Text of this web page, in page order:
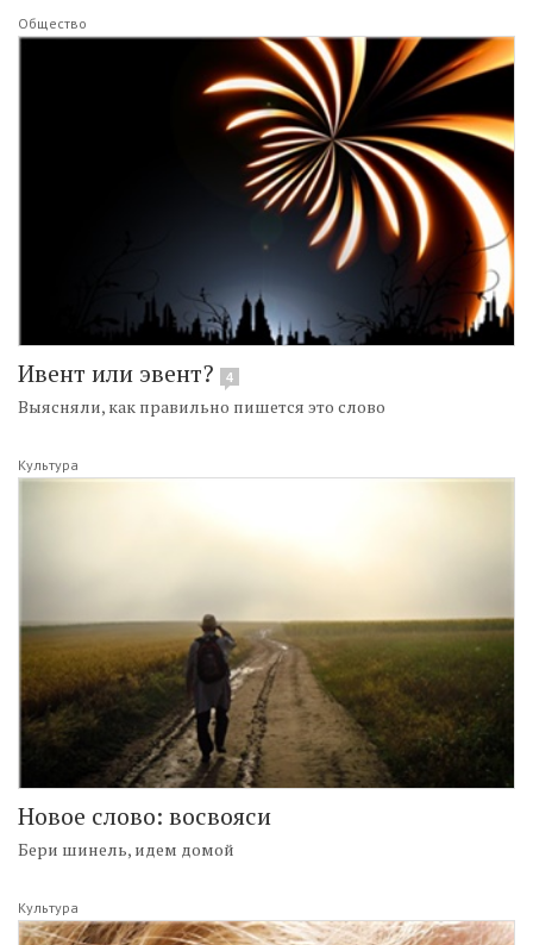
Общество
Ивент или эвент? 4
Выясняли, как правильно пишется это слово
Культура
Новое слово: восвояси
Бери шинель, идем домой
Культура